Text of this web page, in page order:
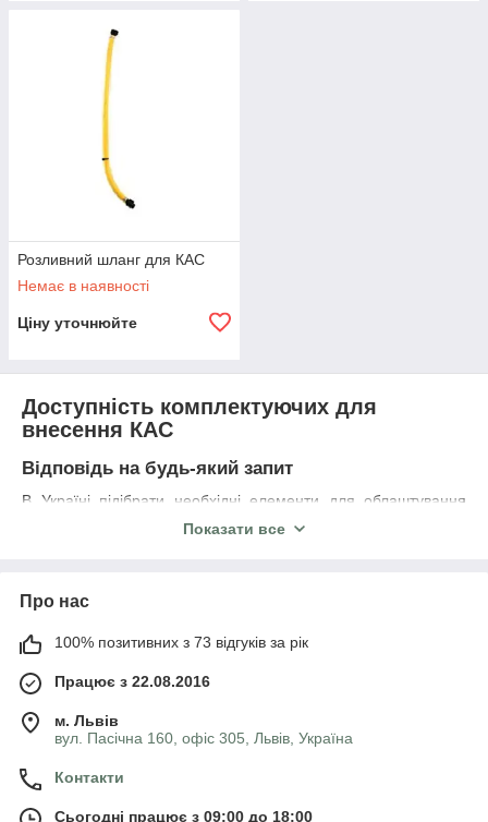
Розливний шланг для КАС
Немає в наявності
Ціну уточнюйте
Доступність комплектуючих для
внесення КАС
Відповідь на будь-який запит
В Україні підібрати необхідні елементи для облаштування
систем обприскування КАС пропонує компанія «AgroSpray».
тривалості для обробки малих/великих ділянок грунту;
регулятор тиску для подачі рідини під встановленим
дозувальні шайби та агрегати;
розпилювач для кас з потрібною формою розпилу
(дефлекторні, колпачковиє тощо).
Показати все
Про нас
100% позитивних з 73 відгуків за рік
Працює з 22.08.2016
м. Львів
вул. Пасічна 160, офіс 305, Львів, Україна
Контакти
Сьогодні працює з 09:00 до 18:00